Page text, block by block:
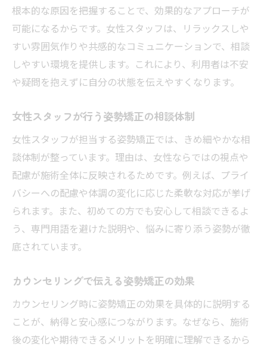
根本的な原因を把握することで、効果的なアプローチが
可能になるからです。女性スタッフは、リラックスしや
すい雰囲気作りや共感的なコミュニケーションで、相談
しやすい環境を提供します。これにより、利用者は不安
や疑問を抱えずに自分の状態を伝えやすくなります。
女性スタッフが行う姿勢矯正の相談体制
女性スタッフが担当する姿勢矯正では、きめ細やかな相
談体制が整っています。理由は、女性ならではの視点や
配慮が施術全体に反映されるためです。例えば、プライ
バシーへの配慮や体調の変化に応じた柔軟な対応が挙げ
られます。また、初めての方でも安心して相談できるよ
う、専門用語を避けた説明や、悩みに寄り添う姿勢が徹
底されています。
カウンセリングで伝える姿勢矯正の効果
カウンセリング時に姿勢矯正の効果を具体的に説明する
ことが、納得と安心感につながります。なぜなら、施術
後の変化や期待できるメリットを明確に理解できるから